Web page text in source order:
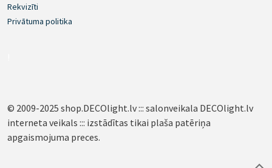
Rekvizīti
Privātuma politika
© 2009-2025 shop.DECOlight.lv ::: salonveikala DECOlight.lv
interneta veikals ::: izstādītas tikai plaša patēriņa
apgaismojuma preces.